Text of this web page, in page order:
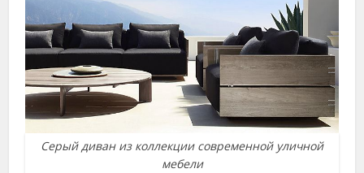
Серый диван из коллекции современной уличной
мебели